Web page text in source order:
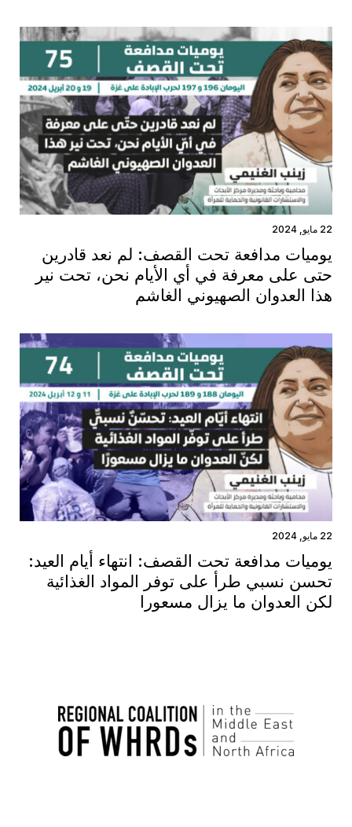
22 مايو, 2024
يوميات مدافعة تحت القصف: لم نعد قادرين
حتى على معرفة في أي الأيام نحن، تحت نير
هذا العدوان الصهيوني الغاشم
22 مايو, 2024
يوميات مدافعة تحت القصف: انتهاء أيام العيد:
تحسن نسبي طرأ على توفر المواد الغذائية
لكن العدوان ما يزال مسعورا